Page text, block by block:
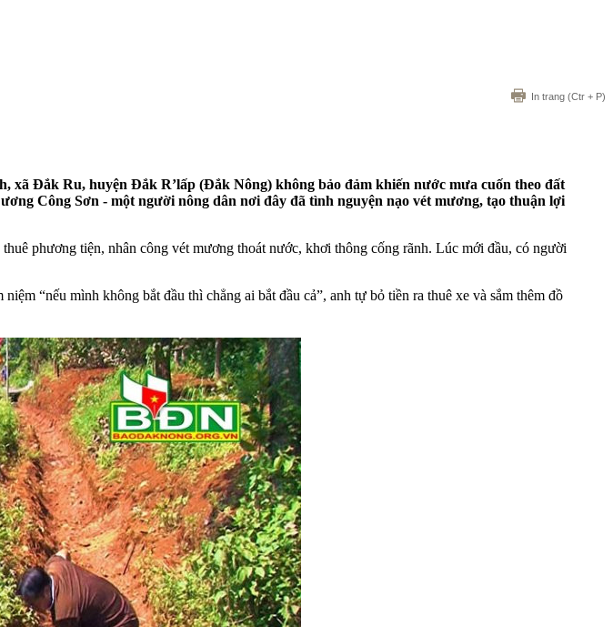
In trang (Ctr + P)
xã Đắk Ru, huyện Đắk R’lấp (Đắk Nông) không bảo đảm khiến nước mưa cuốn theo đất
Công Sơn - một người nông dân nơi đây đã tình nguyện nạo vét mương, tạo thuận lợi
phương tiện, nhân công vét mương thoát nước, khơi thông cống rãnh. Lúc mới đầu, có người
“nếu mình không bắt đầu thì chẳng ai bắt đầu cả”, anh tự bỏ tiền ra thuê xe và sắm thêm đồ